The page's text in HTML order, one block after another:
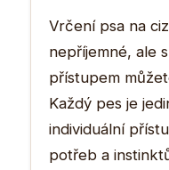
Vrčení psa na
nepříjemné, ale
přístupem
Každý pes je
individuální
potřeb a